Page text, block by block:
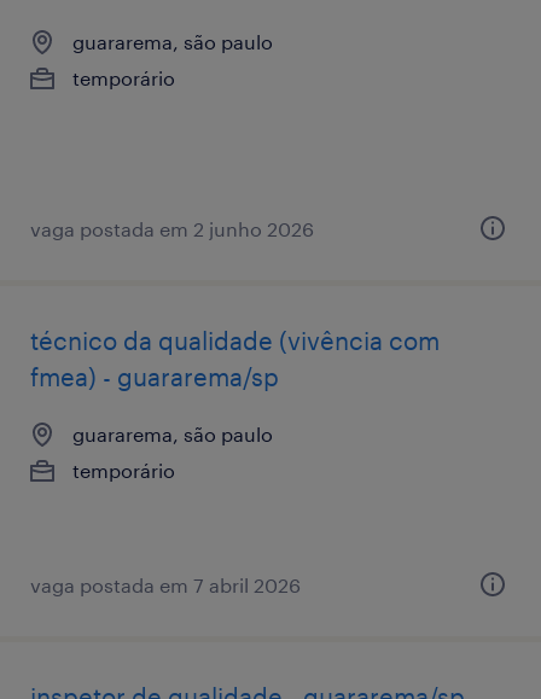
guararema, são paulo
temporário
vaga postada em 2 junho 2026
técnico da qualidade (vivência com
fmea) - guararema/sp
guararema, são paulo
temporário
vaga postada em 7 abril 2026